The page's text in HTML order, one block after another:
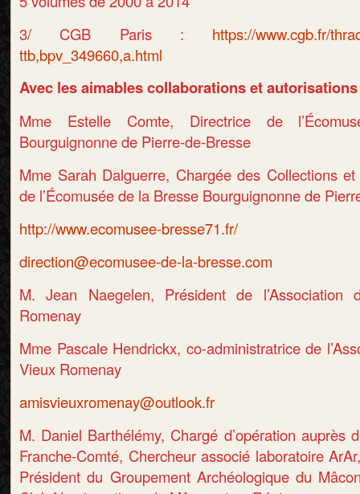
3/ CGB Paris : https://www.cgb.fr/
ttb,bpv_349660,a.html
Avec les aimables collaborations et
Mme Estelle Comte, Directrice de
Bourguignonne de Pierre-de-Bresse
Mme Sarah Dalguerre, Chargée des Collections et
de l’Écomusée de la Bresse Bourguignonne de
http://www.ecomusee-bresse71.fr/
direction@ecomusee-de-la-bresse.com
M. Jean Naegelen, Président de
Romenay
Mme Pascale Hendrickx, co-administratrice de
Vieux Romenay
amisvieuxromenay@outlook.fr
M. Daniel Barthélémy, Chargé d’opération auprès
Franche-Comté, Chercheur associé laboratoire
Président du Groupement Archéologique du